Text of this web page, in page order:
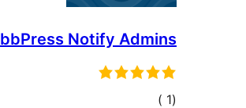
bbPress Notify Admins
(1
إجمالي)